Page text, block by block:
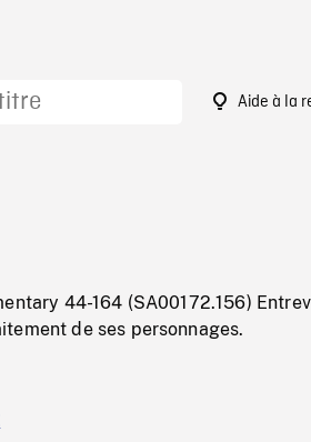
Aide à la
44-164 (SA00172.156)
de ses personnages.